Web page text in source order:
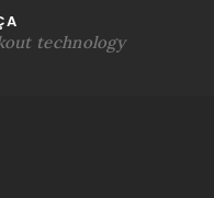
technology